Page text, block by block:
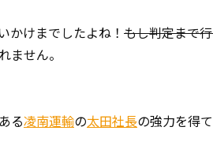
かけまでしたよね！ もし判定まで
ません。
る凌南運輸の太田社長の強力を得